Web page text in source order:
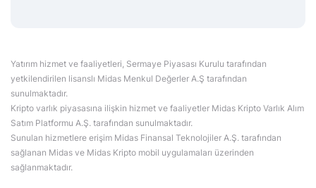
Yatırım hizmet ve faaliyetleri, Sermaye Piyasası Kurulu tarafından
yetkilendirilen lisanslı Midas Menkul Değerler A.Ş tarafından
sunulmaktadır.
Kripto varlık piyasasına ilişkin hizmet ve faaliyetler Midas Kripto Varlık Alım
Satım Platformu A.Ş. tarafından sunulmaktadır.
Sunulan hizmetlere erişim Midas Finansal Teknolojiler A.Ş. tarafından
sağlanan Midas ve Midas Kripto mobil uygulamaları üzerinden
sağlanmaktadır.